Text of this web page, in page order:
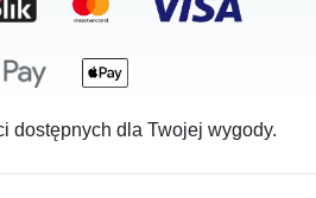
dostępnych dla Twojej wygody.